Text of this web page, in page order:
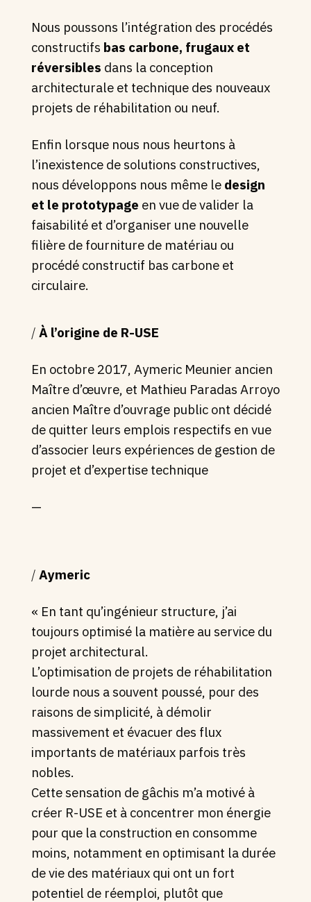
Nous poussons l’intégration des procédés
constructifs bas carbone, frugaux et
réversibles dans la conception
architecturale et technique des nouveaux
projets de réhabilitation ou neuf.
Enfin lorsque nous nous heurtons à
l’inexistence de solutions constructives,
nous développons nous même le design
et le prototypage en vue de valider la
faisabilité et d’organiser une nouvelle
filière de fourniture de matériau ou
procédé constructif bas carbone et
circulaire.
/ À l’origine de R-USE
En octobre 2017, Aymeric Meunier ancien
Maître d’œuvre, et Mathieu Paradas Arroyo
ancien Maître d’ouvrage public ont décidé
de quitter leurs emplois respectifs en vue
d’associer leurs expériences de gestion de
projet et d’expertise technique
—
/ Aymeric
« En tant qu’ingénieur structure, j’ai
toujours optimisé la matière au service du
projet architectural.
L’optimisation de projets de réhabilitation
lourde nous a souvent poussé, pour des
raisons de simplicité, à démolir
massivement et évacuer des flux
importants de matériaux parfois très
nobles.
Cette sensation de gâchis m’a motivé à
créer R-USE et à concentrer mon énergie
pour que la construction en consomme
moins, notamment en optimisant la durée
de vie des matériaux qui ont un fort
potentiel de réemploi, plutôt que